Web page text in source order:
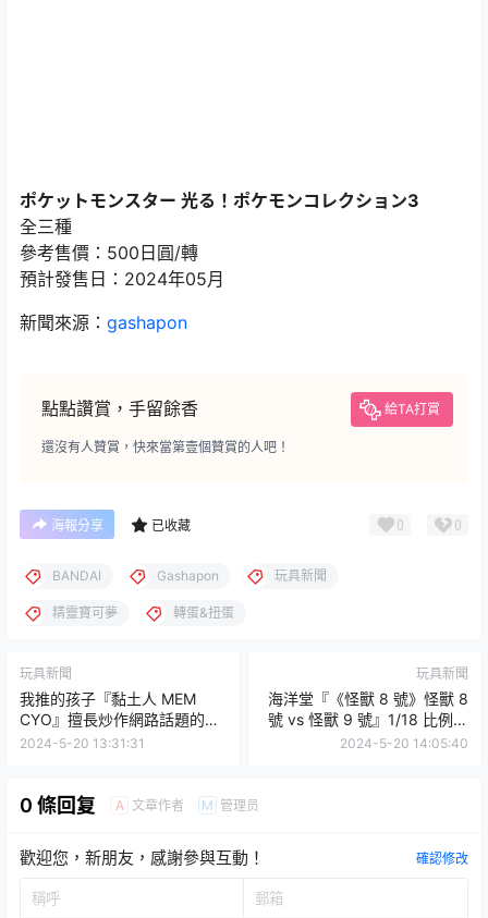
ポケットモンスター 光る！ポケモンコレクション3
全三種
參考售價：500日圓/轉
預計發售日：2024年05月
新聞來源： gashapon
點點讚賞，手留餘香 給TA打賞
還沒有人贊賞，快來當第壹個贊賞的人吧！
海報分享 已收藏 0 0
BANDAI Gashapon 玩具新聞
精靈寶可夢 轉蛋&扭蛋
玩具新聞
我推的孩子『黏土人 MEM
CYO』擅長炒作網路話題的現
役女高中生（？）登場
2024-5-20 13:31:31
玩具新聞
海洋堂『《怪獸 8 號》怪獸 8
號 vs 怪獸 9 號』1/18 比例塗
裝完成品，再現大怪獸交鋒的
2024-5-20 14:05:40
0 條回复 A 文章作者 M 管理员
歡迎您，新朋友，感謝參與互動！ 確認修改